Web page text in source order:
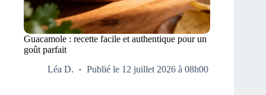
Guacamole : recette facile et authentique pour un
goût parfait
Léa D.
Publié le 12 juillet 2026 à 08h00